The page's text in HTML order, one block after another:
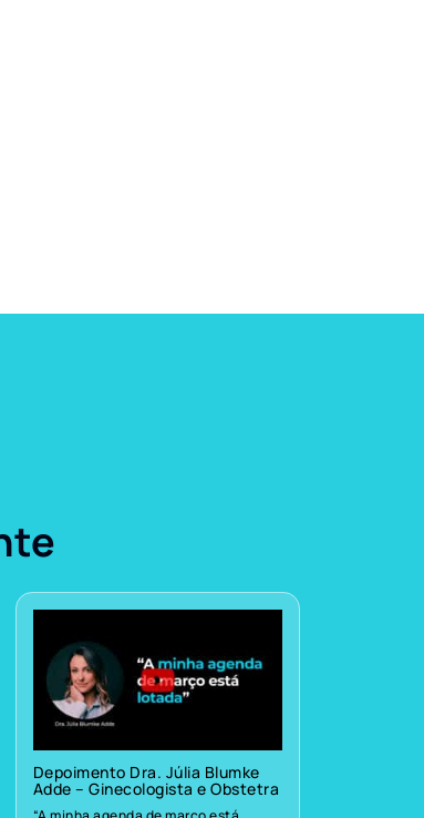
Depoimento Dra. Júlia Blumke
Adde – Ginecologista e Obstetra